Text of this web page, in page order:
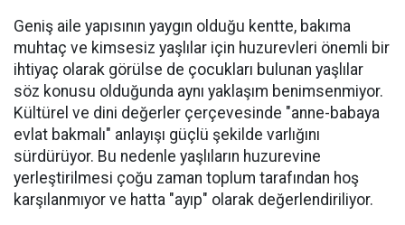
Geniş aile yapısının yaygın olduğu kentte, bakıma
muhtaç ve kimsesiz yaşlılar için huzurevleri önemli bir
ihtiyaç olarak görülse de çocukları bulunan yaşlılar
söz konusu olduğunda aynı yaklaşım benimsenmiyor.
Kültürel ve dini değerler çerçevesinde "anne-babaya
evlat bakmalı" anlayışı güçlü şekilde varlığını
sürdürüyor. Bu nedenle yaşlıların huzurevine
yerleştirilmesi çoğu zaman toplum tarafından hoş
karşılanmıyor ve hatta "ayıp" olarak değerlendiriliyor.